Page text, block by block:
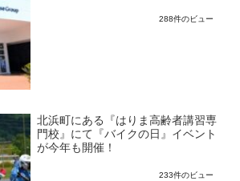
288件のビュー
北浜町にある『はりま高齢者講習専
門校』にて『バイクの日』イベント
が今年も開催！
233件のビュー